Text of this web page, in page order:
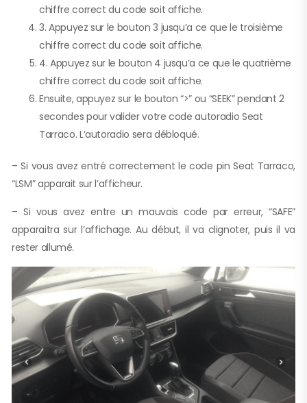
chiffre correct du code soit affiche.
3. Appuyez sur le bouton 3 jusqu’a ce que le troisième
chiffre correct du code soit affiche.
4. Appuyez sur le bouton 4 jusqu’a ce que le quatrième
chiffre correct du code soit affiche.
Ensuite, appuyez sur le bouton “>” ou “SEEK” pendant 2
secondes pour valider votre code autoradio Seat
Tarraco. L’autoradio sera débloqué.
– Si vous avez entré correctement le code pin Seat Tarraco,
“LSM” apparait sur l’afficheur.
– Si vous avez entre un mauvais code par erreur, “SAFE”
apparaitra sur l’affichage. Au début, il va clignoter, puis il va
rester allumé.